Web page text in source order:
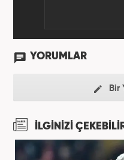
YORUMLAR
Bir
İLGİNİZİ